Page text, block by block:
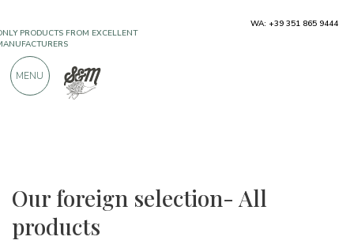
Our foreign selection- All
products
PRODUCTS FROM EXCELLENT
WA: +39 351 865 9444
MENU